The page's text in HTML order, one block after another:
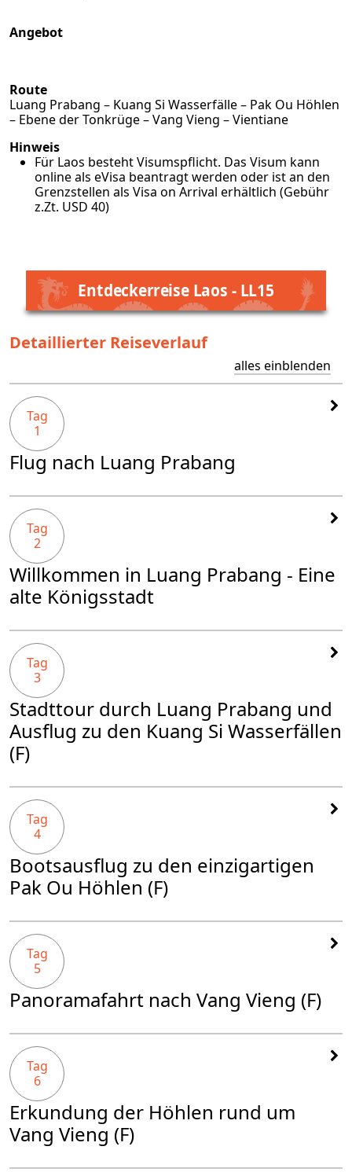
Angebot
Route
Luang Prabang – Kuang Si Wasserfälle – Pak Ou Höhlen
– Ebene der Tonkrüge – Vang Vieng – Vientiane
Hinweis
Für Laos besteht Visumspflicht. Das Visum kann
online als eVisa beantragt werden oder ist an den
Grenzstellen als Visa on Arrival erhältlich (Gebühr
z.Zt. USD 40)
Entdeckerreise Laos - LL15
Detaillierter Reiseverlauf
alles einblenden
Tag
1
Flug nach Luang Prabang
Tag
2
Willkommen in Luang Prabang - Eine
alte Königsstadt
Tag
3
Stadttour durch Luang Prabang und
Ausflug zu den Kuang Si Wasserfällen
(F)
Tag
4
Bootsausflug zu den einzigartigen
Pak Ou Höhlen (F)
Tag
5
Panoramafahrt nach Vang Vieng (F)
Tag
6
Erkundung der Höhlen rund um
Vang Vieng (F)